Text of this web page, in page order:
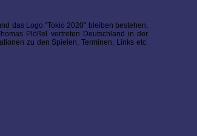
das Logo "Tokio 2020" bleiben bestehen,
Plößel vertreten Deutschland in der
zu den Spielen, Terminen, Links etc.